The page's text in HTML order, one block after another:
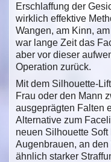
Erschlaffung der
wirklich effektive
Wangen, am Kinn,
war lange Zeit das
aber vor dieser
Operation zurück.
Mit dem Silhouette-
Frau oder den Mann
ausgeprägten Falten
Alternative zum
neuen Silhouette
Augenbrauen, an
ähnlich starker